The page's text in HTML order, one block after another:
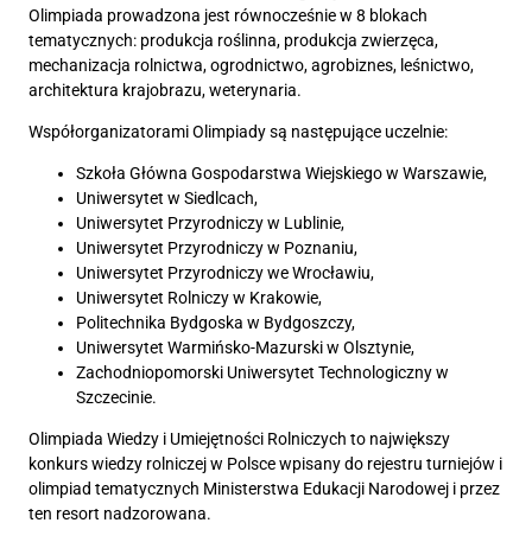
Olimpiada prowadzona jest równocześnie w 8 blokach
tematycznych: produkcja roślinna, produkcja zwierzęca,
mechanizacja rolnictwa, ogrodnictwo, agrobiznes, leśnictwo,
architektura krajobrazu, weterynaria.
Współorganizatorami Olimpiady są następujące uczelnie:
Szkoła Główna Gospodarstwa Wiejskiego w Warszawie,
Uniwersytet w Siedlcach,
Uniwersytet Przyrodniczy w Lublinie,
Uniwersytet Przyrodniczy w Poznaniu,
Uniwersytet Przyrodniczy we Wrocławiu,
Uniwersytet Rolniczy w Krakowie,
Politechnika Bydgoska w Bydgoszczy,
Uniwersytet Warmińsko-Mazurski w Olsztynie,
Zachodniopomorski Uniwersytet Technologiczny w
Szczecinie.
Olimpiada Wiedzy i Umiejętności Rolniczych to największy
konkurs wiedzy rolniczej w Polsce wpisany do rejestru turniejów i
olimpiad tematycznych Ministerstwa Edukacji Narodowej i przez
ten resort nadzorowana.